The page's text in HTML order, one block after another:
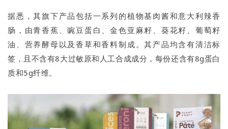
据悉，其旗下产品包括一系列的植物基肉酱和意大利辣香
肠，由青香蕉、豌豆蛋白、金色亚麻籽、葵花籽、葡萄籽
油、营养酵母以及香草和香料制成。其产品均含有清洁标
签，且不含有8大过敏原和人工合成成分，每份还含有8g蛋白
质和5g纤维。